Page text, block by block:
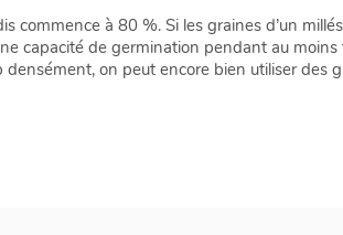
commence à 80 %. Si les graines d’un
capacité de germination pendant au
on peut encore bien utiliser des